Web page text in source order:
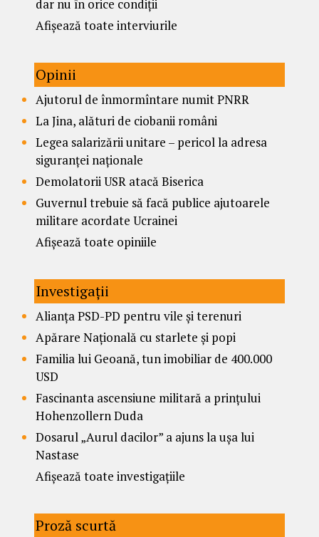
dar nu în orice condiții
Afișează toate interviurile
Opinii
Ajutorul de înmormîntare numit PNRR
La Jina, alături de ciobanii români
Legea salarizării unitare – pericol la adresa
siguranței naționale
Demolatorii USR atacă Biserica
Guvernul trebuie să facă publice ajutoarele
militare acordate Ucrainei
Afișează toate opiniile
Investigații
Alianța PSD-PD pentru vile și terenuri
Apărare Națională cu starlete și popi
Familia lui Geoană, tun imobiliar de 400.000
USD
Fascinanta ascensiune militară a prințului
Hohenzollern Duda
Dosarul „Aurul dacilor” a ajuns la ușa lui
Nastase
Afișează toate investigațiile
Proză scurtă